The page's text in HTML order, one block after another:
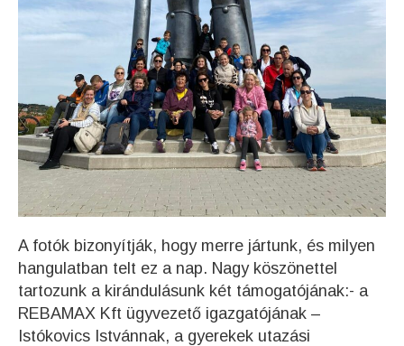
A fotók bizonyítják, hogy merre jártunk, és milyen
hangulatban telt ez a nap. Nagy köszönettel
tartozunk a kirándulásunk két támogatójának:- a
REBAMAX Kft ügyvezető igazgatójának –
Istókovics Istvánnak, a gyerekek utazási